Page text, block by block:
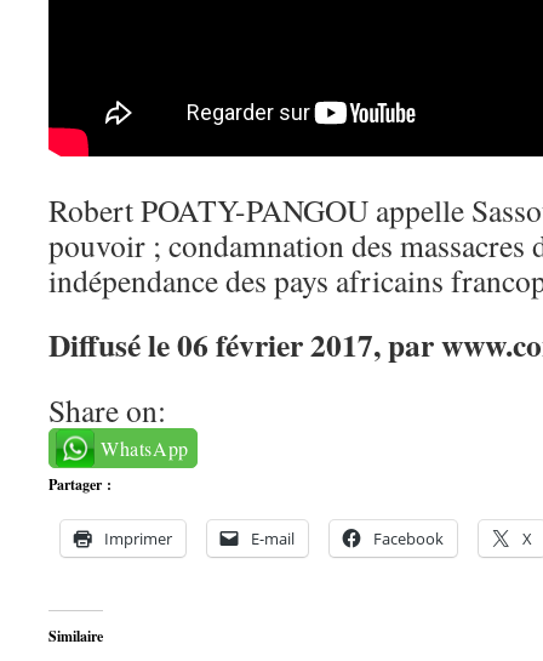
Robert POATY-PANGOU appelle
pouvoir ; condamnation des massacres
indépendance des pays africains
Diffusé le 06 février 2017, par
Share on:
WhatsApp
Partager :
Imprimer E-mail Facebook X
Similaire